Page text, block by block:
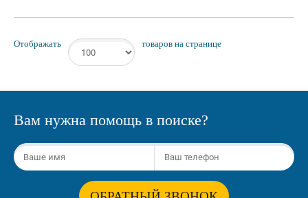
Отображать товаров на странице
Вам нужна помощь в поиске?